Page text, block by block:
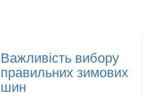
Важливість вибору
правильних зимових
шин